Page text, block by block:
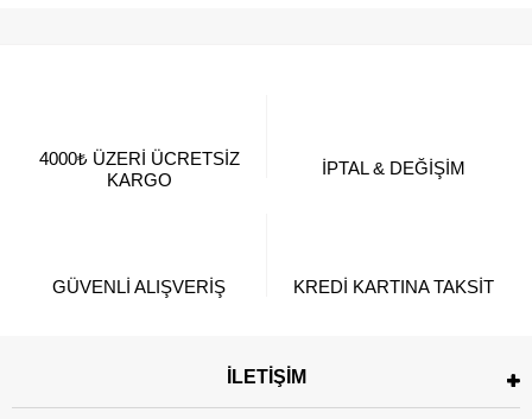
4000₺ ÜZERİ ÜCRETSİZ
KARGO
İPTAL & DEĞİŞİM
GÜVENLİ ALIŞVERİŞ KREDİ KARTINA TAKSİT
İLETİŞİM